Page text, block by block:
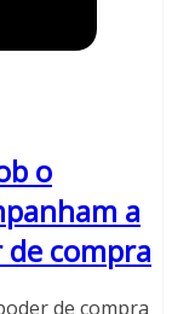
o
a
compra
de compra